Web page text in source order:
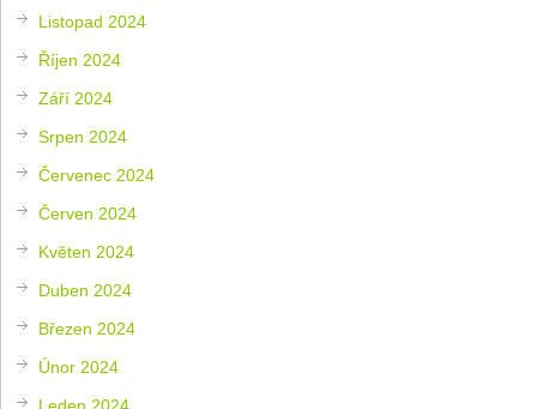
Listopad 2024
Říjen 2024
Září 2024
Srpen 2024
Červenec 2024
Červen 2024
Květen 2024
Duben 2024
Březen 2024
Únor 2024